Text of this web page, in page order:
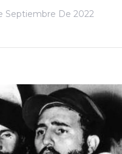
Septiembre De 2022